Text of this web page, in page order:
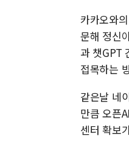
카카오와
문해 정신
과 챗GPT
접목하는
같은날 네
만큼 오픈
센터 확보